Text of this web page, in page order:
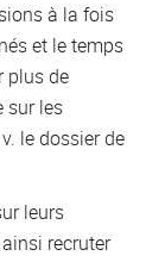
à la fois
et le temps
plus de
sur les
le dossier de
leurs
recruter